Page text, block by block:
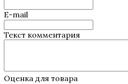
E-mail
Текст комментария
Оценка для товара